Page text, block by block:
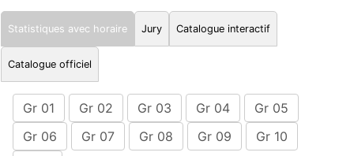
Statistiques avec horaire Jury Catalogue interactif
Catalogue officiel
Gr 01 Gr 02 Gr 03 Gr 04
Gr 05
Gr 06
Gr 07 Gr 08 Gr 09
Gr 10